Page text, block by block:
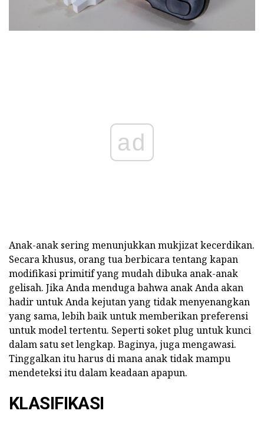
ad
Anak-anak sering menunjukkan mukjizat kecerdikan.
Secara khusus, orang tua berbicara tentang kapan
modifikasi primitif yang mudah dibuka anak-anak
gelisah. Jika Anda menduga bahwa anak Anda akan
hadir untuk Anda kejutan yang tidak menyenangkan
yang sama, lebih baik untuk memberikan preferensi
untuk model tertentu. Seperti soket plug untuk kunci
dalam satu set lengkap. Baginya, juga mengawasi.
Tinggalkan itu harus di mana anak tidak mampu
mendeteksi itu dalam keadaan apapun.
KLASIFIKASI